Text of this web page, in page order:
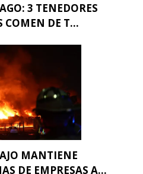
3 TENEDORES
COMEN DE T...
MANTIENE
DE EMPRESAS A...